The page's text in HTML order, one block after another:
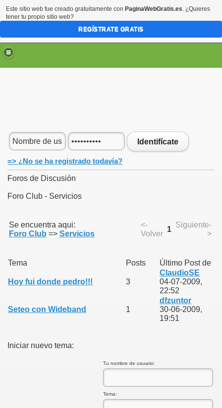
Identifícate
=> ¿No se ha registrado todavía?
Foros de Discusión
Foro Club - Servicios
Se encuentra aqui:
Foro Club => Servicios
<-
Volver
1
Siguiente-
>
Tema Posts Último Post de
Hoy fui donde pedro!!! 3
ClaudioSE
04-07-2009,
22:52
Seteo con Wideband 1
dfzuntor
30-06-2009,
19:51
Iniciar nuevo tema:
Tu nombre de usuario:
Tema:
Este sitio web fue creado gratuitamente con PaginaWebGratis.es. ¿Quieres
tener tu propio sitio web?
REGÍSTRATE GRATIS